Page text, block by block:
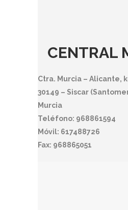
CENTRAL
Ctra. Murcia – Alicante,
30149 – Siscar
Murcia
Teléfono: 968861594
Móvil: 617488726
Fax: 968865051